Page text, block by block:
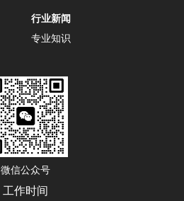
行业新闻
专业知识
微信公众号
工作时间